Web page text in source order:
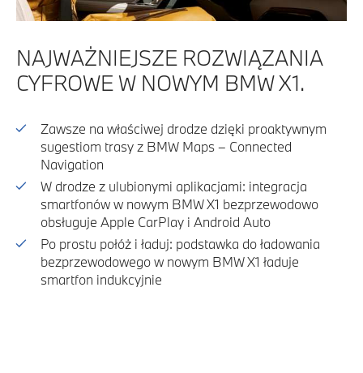
NAJWAŻNIEJSZE ROZWIĄZANIA
CYFROWE W NOWYM BMW X1.
Zawsze na właściwej drodze dzięki proaktywnym
sugestiom trasy z BMW Maps – Connected
Navigation
W drodze z ulubionymi aplikacjami: integracja
smartfonów w nowym BMW X1 bezprzewodowo
obsługuje Apple CarPlay i Android Auto
Po prostu połóż i ładuj: podstawka do ładowania
bezprzewodowego w nowym BMW X1 ładuje
smartfon indukcyjnie